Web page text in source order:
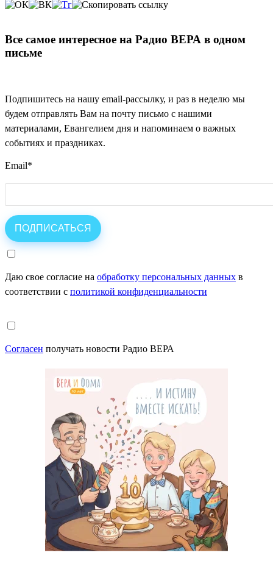
Все самое интересное на Радио ВЕРА в одном
письме
Подпишитесь на нашу email-рассылку, и раз в неделю мы
будем отправлять Вам на почту письмо с нашими
материалами, Евангелием дня и напоминаем о важных
событиях и праздниках.
Email*
Даю свое согласие на обработку персональных данных в
соответствии с политикой конфиденциальности
Согласен получать новости Радио ВЕРА